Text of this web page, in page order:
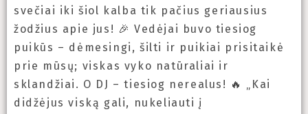
svečiai iki šiol kalba tik pačius geriausius
žodžius apie jus! 🎉 Vedėjai buvo tiesiog
puikūs – dėmesingi, šilti ir puikiai prisitaikė
prie mūsų; viskas vyko natūraliai ir
sklandžiai. O DJ – tiesiog nerealus! 🔥 „Kai
didžėjus viską gali, nukeliauti į